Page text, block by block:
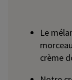
Le
crème